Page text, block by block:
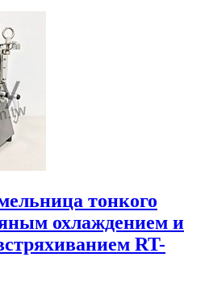
тонкого
охлаждением и
RT-